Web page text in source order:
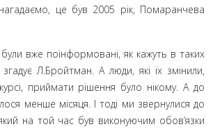
це був 2005 рік, Помаранчева
вже поінформовані, як кажуть в таких
Л.Бройтман. А люди, які їх змінили,
приймати рішення було нікому. А до
менше місяця. І тоді ми звернулися до
на той час був виконуючим обов’язки